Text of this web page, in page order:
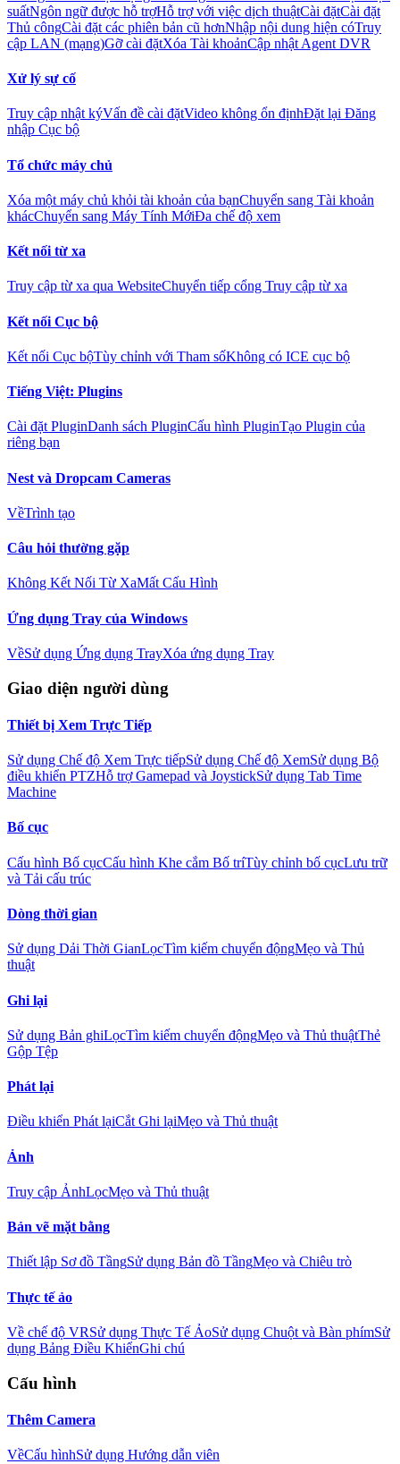
suấtNgôn ngữ được hỗ trợHỗ trợ với việc dịch thuậtCài đặtCài đặt
Thủ côngCài đặt các phiên bản cũ hơnNhập nội dung hiện cóTruy
cập LAN (mạng)Gỡ cài đặtXóa Tài khoảnCập nhật Agent DVR
Xử lý sự cố
Truy cập nhật kýVấn đề cài đặtVideo không ổn địnhĐặt lại Đăng
nhập Cục bộ
Tổ chức máy chủ
Xóa một máy chủ khỏi tài khoản của bạnChuyển sang Tài khoản
khácChuyển sang Máy Tính MớiĐa chế độ xem
Kết nối từ xa
Truy cập từ xa qua WebsiteChuyển tiếp cổng Truy cập từ xa
Kết nối Cục bộ
Kết nối Cục bộTùy chỉnh với Tham sốKhông có ICE cục bộ
Tiếng Việt: Plugins
Cài đặt PluginDanh sách PluginCấu hình PluginTạo Plugin của
riêng bạn
Nest và Dropcam Cameras
VềTrình tạo
Câu hỏi thường gặp
Không Kết Nối Từ XaMất Cấu Hình
Ứng dụng Tray của Windows
VềSử dụng Ứng dụng TrayXóa ứng dụng Tray
Giao diện người dùng
Thiết bị Xem Trực Tiếp
Sử dụng Chế độ Xem Trực tiếpSử dụng Chế độ XemSử dụng Bộ
điều khiển PTZHỗ trợ Gamepad và JoystickSử dụng Tab Time
Machine
Bố cục
Cấu hình Bố cụcCấu hình Khe cắm Bố tríTùy chỉnh bố cụcLưu trữ
và Tải cấu trúc
Dòng thời gian
Sử dụng Dải Thời GianLọcTìm kiếm chuyển độngMẹo và Thủ
thuật
Ghi lại
Sử dụng Bản ghiLọcTìm kiếm chuyển độngMẹo và Thủ thuậtThẻ
Gộp Tệp
Phát lại
Điều khiển Phát lạiCắt Ghi lạiMẹo và Thủ thuật
Ảnh
Truy cập ẢnhLọcMẹo và Thủ thuật
Bản vẽ mặt bằng
Thiết lập Sơ đồ TầngSử dụng Bản đồ TầngMẹo và Chiêu trò
Thực tế ảo
Về chế độ VRSử dụng Thực Tế ẢoSử dụng Chuột và Bàn phímSử
dụng Bảng Điều KhiểnGhi chú
Cấu hình
Thêm Camera
VềCấu hìnhSử dụng Hướng dẫn viên